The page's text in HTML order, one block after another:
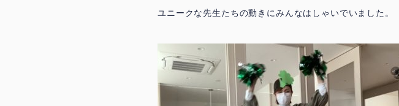
ユニークな先生たちの動きにみんなはしゃいでいました。